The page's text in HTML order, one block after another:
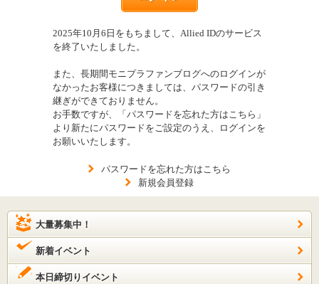
2025年10月6日をもちまして、Allied IDのサービス
を終了いたしました。
また、長期間モニプラファンブログへのログインが
なかったお客様につきましては、パスワードの引き
継ぎができておりません。
お手数ですが、「パスワードを忘れた方はこちら」
より新たにパスワードをご設定のうえ、ログインを
お願いいたします。
パスワードを忘れた方はこちら
新規会員登録
大量募集中！
新着イベント
本日締切りイベント